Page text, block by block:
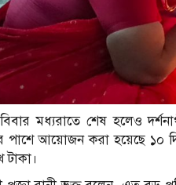
মধ্যরাতে শেষ হলেও
পাশে আয়োজন করা হয়েছে ১০
টাকা।